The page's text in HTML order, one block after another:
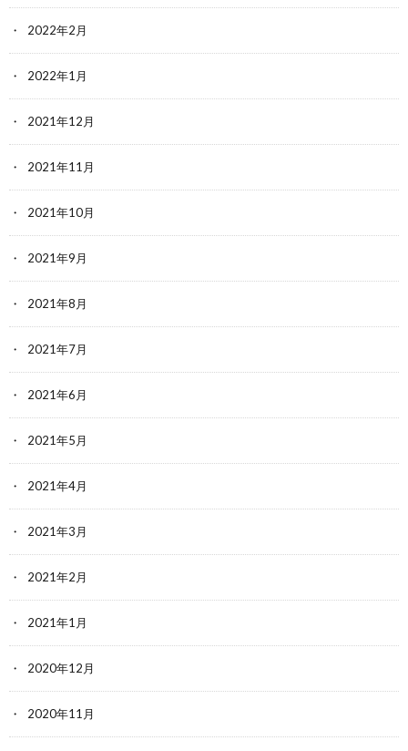
2022年2月
2022年1月
2021年12月
2021年11月
2021年10月
2021年9月
2021年8月
2021年7月
2021年6月
2021年5月
2021年4月
2021年3月
2021年2月
2021年1月
2020年12月
2020年11月